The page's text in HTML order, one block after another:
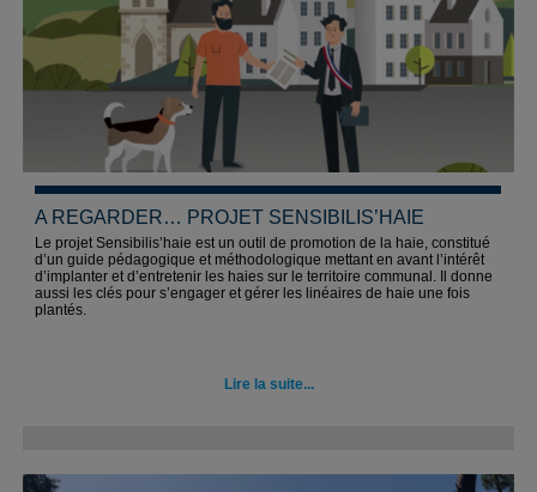
A REGARDER… PROJET SENSIBILIS’HAIE
Le projet Sensibilis’haie est un outil de promotion de la haie, constitué
d’un guide pédagogique et méthodologique mettant en avant l’intérêt
d’implanter et d’entretenir les haies sur le territoire communal. Il donne
aussi les clés pour s’engager et gérer les linéaires de haie une fois
plantés.
Lire la suite...